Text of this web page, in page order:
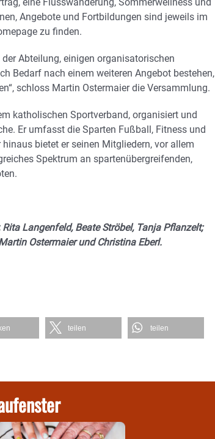
Angebote und Fortbildungen sind jeweils im
zu finden.
Abteilung, einigen organisatorischen
Bedarf nach einem weiteren Angebot bestehen,
schloss Martin Ostermaier die Versammlung.
katholischen Sportverband, organisiert und
Er umfasst die Sparten Fußball, Fitness und
bietet er seinen Mitgliedern, vor allem
Spektrum an spartenübergreifenden,
Langenfeld, Beate Ströbel, Tanja Pflanzelt;
Ostermaier und Christina Eberl.
teilen teilen